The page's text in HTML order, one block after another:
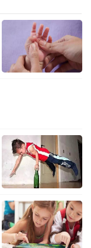
足够细心找到关
子的居家精细化
，进而提升孩子